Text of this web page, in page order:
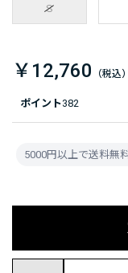
ポイント382
S
￥12,760
5000円以上で送料無